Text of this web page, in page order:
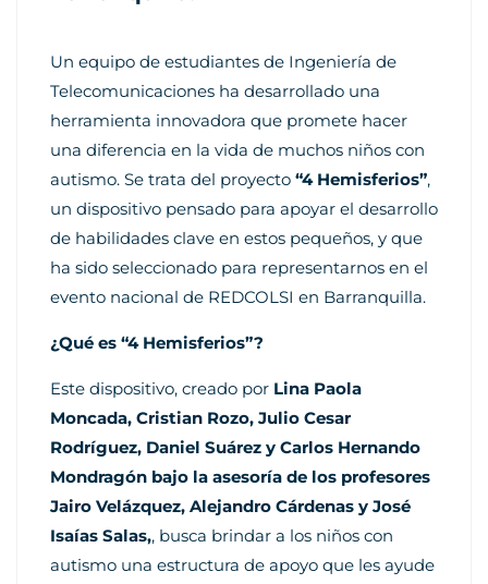
Un equipo de estudiantes de Ingeniería de
Telecomunicaciones ha desarrollado una
herramienta innovadora que promete hacer
una diferencia en la vida de muchos niños con
autismo. Se trata del proyecto “4 Hemisferios”,
un dispositivo pensado para apoyar el desarrollo
de habilidades clave en estos pequeños, y que
ha sido seleccionado para representarnos en el
evento nacional de REDCOLSI en Barranquilla.
¿Qué es “4 Hemisferios”?
Este dispositivo, creado por Lina Paola
Moncada, Cristian Rozo, Julio Cesar
Rodríguez, Daniel Suárez y Carlos Hernando
Mondragón bajo la asesoría de los profesores
Jairo Velázquez, Alejandro Cárdenas y José
Isaías Salas,, busca brindar a los niños con
autismo una estructura de apoyo que les ayude